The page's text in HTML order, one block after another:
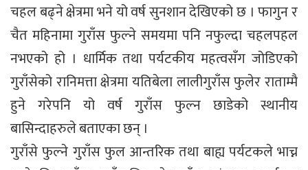
चहल बढ्ने क्षेत्रमा भने यो वर्ष सुनशान देखिएको छ । फागुन र
चैत महिनामा गुराँस फुल्ने समयमा पनि नफुल्दा चहलपहल
नभएको हो । धार्मिक तथा पर्यटकीय महत्वसँग जोडिएको
गुराँसेको रानिमत्ता क्षेत्रमा यतिबेला लालीगुराँस फुलेर राताम्मै
हुने गरेपनि यो वर्ष गुराँस फुल्न छाडेको स्थानीय
बासिन्दाहरुले बताएका छन् ।
गुराँसे फुल्ने गुराँस फुल आन्तरिक तथा बाह्य पर्यटकले भाच्न